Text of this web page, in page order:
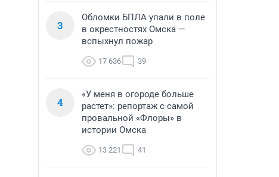
3
Обломки БПЛА упали в поле
в окрестностях Омска —
вспыхнул пожар
17 636 39
4
«У меня в огороде больше
растет»: репортаж с самой
провальной «Флоры» в
истории Омска
13 221 41